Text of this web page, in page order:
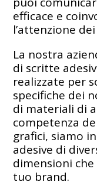
efficace e
l’attenzione
La nostra
di scritte
realizzate per
specifiche dei
di materiali di
competenza
grafici, siamo
adesive di
dimensioni
tuo brand.